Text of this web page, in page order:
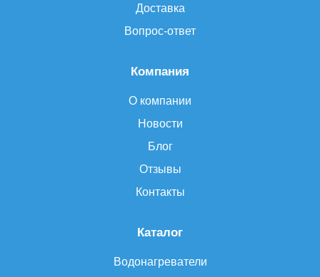
Каталог
Водонагреватели
Компания
О компании
Новости
Блог
Отзывы
Контакты
Доставка
Вопрос-ответ